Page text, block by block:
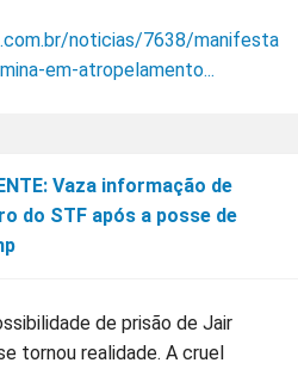
noticias/7638/manifesta
em-atropelamento...
Vaza informação de
do STF após a posse de
de prisão de Jair
tornou realidade. A cruel